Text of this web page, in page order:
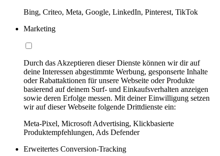
Bing, Criteo, Meta, Google, LinkedIn, Pinterest, TikTok
Marketing
Durch das Akzeptieren dieser Dienste können wir dir auf
deine Interessen abgestimmte Werbung, gesponserte Inhalte
oder Rabattaktionen für unsere Webseite oder Produkte
basierend auf deinem Surf- und Einkaufsverhalten anzeigen
sowie deren Erfolge messen. Mit deiner Einwilligung setzen
wir auf dieser Webseite folgende Drittdienste ein:
Meta-Pixel, Microsoft Advertising, Klickbasierte
Produktempfehlungen, Ads Defender
Erweitertes Conversion-Tracking